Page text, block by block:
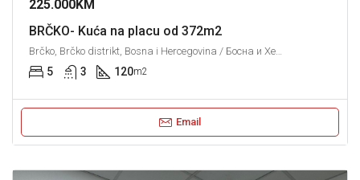
225.000KM
BRČKO- Kuća na placu od 372m2
Brčko, Brčko distrikt, Bosna i Hercegovina / Босна и Херцеговина
5 3 120m2
Email